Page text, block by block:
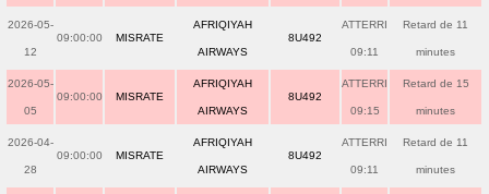
2026-05-
12
09:00:00 MISRATE
AFRIQIYAH
AIRWAYS
8U492
ATTERRI
09:11
Retard de 11
minutes
2026-05-
05
09:00:00 MISRATE
AFRIQIYAH
AIRWAYS
8U492
ATTERRI
09:15
Retard de 15
minutes
2026-04-
28
09:00:00 MISRATE
AFRIQIYAH
AIRWAYS
8U492
ATTERRI
09:11
Retard de 11
minutes